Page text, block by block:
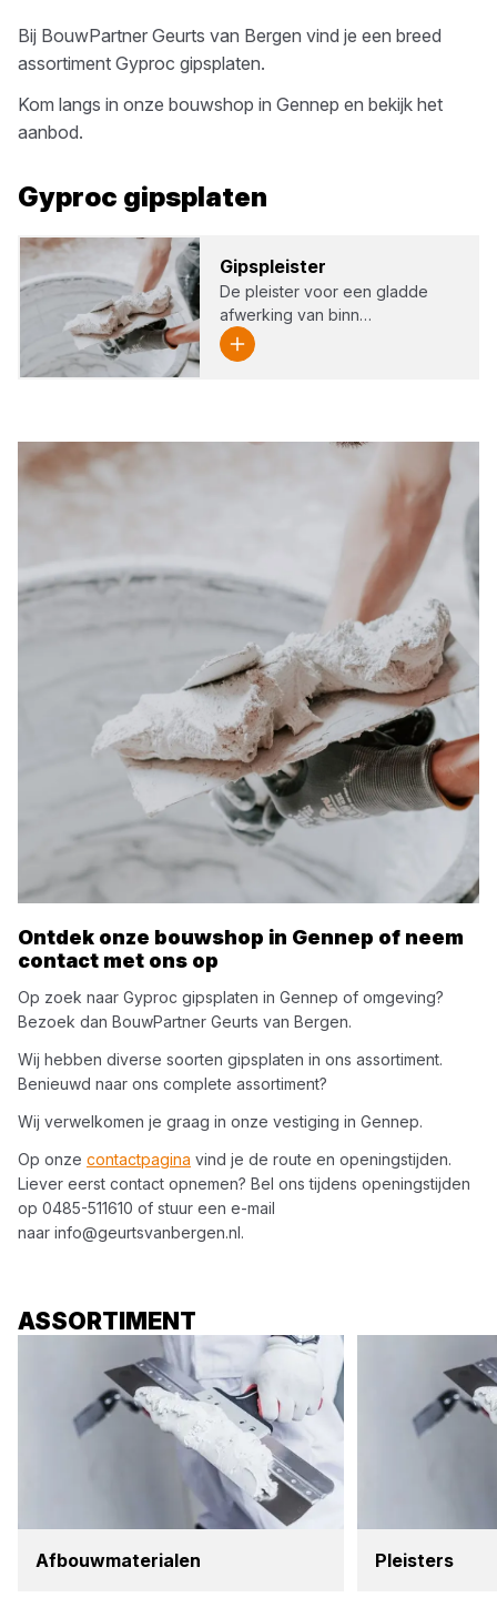
Bij BouwPartner Geurts van Bergen vind je een breed
assortiment Gyproc gipsplaten.
Kom langs in onze bouwshop in Gennep en bekijk het
aanbod.
Gyproc gipsplaten
Gips­pleis­ter
De pleister voor een gladde
afwerking van binn…
Ontdek onze bouwshop in Gennep of neem
contact met ons op
Op zoek naar Gyproc gipsplaten in Gennep of omgeving?
Bezoek dan BouwPartner Geurts van Bergen.
Wij hebben diverse soorten gipsplaten in ons assortiment.
Benieuwd naar ons complete assortiment?
Wij verwelkomen je graag in onze vestiging in Gennep.
Op onze contactpagina vind je de route en openingstijden.
Liever eerst contact opnemen? Bel ons tijdens openingstijden
op 0485-511610 of stuur een e-mail
naar info@geurtsvanbergen.nl.
ASSORTIMENT
Afbouw­ma­te­ri­a­len Pleis­ters